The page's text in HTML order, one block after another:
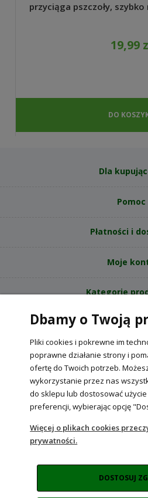
przyciąga pszczoły, szybko
19,99
DO
Dla
Pomoc
Płatności i
Moje
Kategorie
O nas
Internetowy sklep ogrodniczy z
NIP: 6090037061, REGON: 260240470 |
Włoszczowa
POKAŻ PEŁNĄ
Sklep internetowy
Dbamy o Twoją
Pliki cookies i pokrewne im
poprawne działanie strony i
ofertę do Twoich potrzeb.
wykorzystanie przez nas
do sklepu lub dostosować
preferencji, wybierając opcję
Więcej o plikach cookies
prywatności.
DOSTOSUJ